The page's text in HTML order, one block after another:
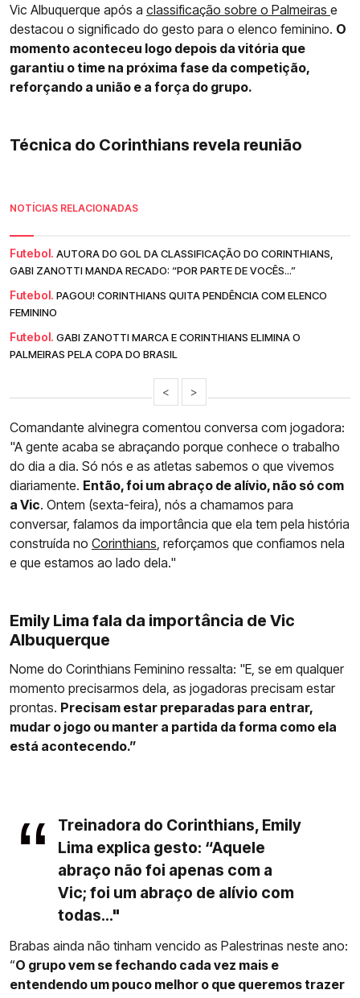
Vic Albuquerque após a classificação sobre o Palmeiras e
destacou o significado do gesto para o elenco feminino. O
momento aconteceu logo depois da vitória que
garantiu o time na próxima fase da competição,
reforçando a união e a força do grupo.
Técnica do Corinthians revela reunião
NOTÍCIAS RELACIONADAS
Futebol. AUTORA DO GOL DA CLASSIFICAÇÃO DO CORINTHIANS,
GABI ZANOTTI MANDA RECADO: “POR PARTE DE VOCÊS...”
Futebol. PAGOU! CORINTHIANS QUITA PENDÊNCIA COM ELENCO
FEMININO
Futebol. GABI ZANOTTI MARCA E CORINTHIANS ELIMINA O
PALMEIRAS PELA COPA DO BRASIL
< >
Comandante alvinegra comentou conversa com jogadora:
"A gente acaba se abraçando porque conhece o trabalho
do dia a dia. Só nós e as atletas sabemos o que vivemos
diariamente. Então, foi um abraço de alívio, não só com
a Vic. Ontem (sexta-feira), nós a chamamos para
conversar, falamos da importância que ela tem pela história
construída no Corinthians , reforçamos que confiamos nela
e que estamos ao lado dela."
Emily Lima fala da importância de Vic
Albuquerque
Nome do Corinthians Feminino ressalta: "E, se em qualquer
momento precisarmos dela, as jogadoras precisam estar
prontas. Precisam estar preparadas para entrar,
mudar o jogo ou manter a partida da forma como ela
está acontecendo.”
Treinadora do Corinthians, Emily
Lima explica gesto: “Aquele
abraço não foi apenas com a
Vic; foi um abraço de alívio com
todas..."
Brabas ainda não tinham vencido as Palestrinas neste ano:
“O grupo vem se fechando cada vez mais e
entendendo um pouco melhor o que queremos trazer